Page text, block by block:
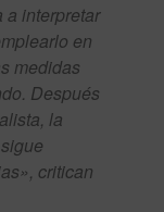
a interpretar
en
medidas
Después
la
critican